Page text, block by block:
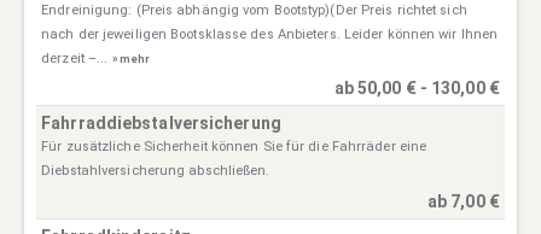
Endreinigung: (Preis abhängig vom Bootstyp)(Der Preis richtet sich
nach der jeweiligen Bootsklasse des Anbieters. Leider können wir Ihnen
derzeit –... » mehr
ab 50,00 € - 130,00 €
Fahrraddiebstalversicherung
Für zusätzliche Sicherheit können Sie für die Fahrräder eine
Diebstahlversicherung abschließen.
ab 7,00 €